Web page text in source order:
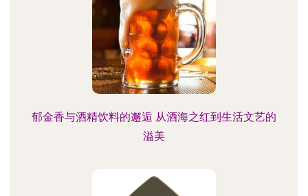
郁金香与酒精饮料的邂逅 从酒海之红到生活文艺的
溢美